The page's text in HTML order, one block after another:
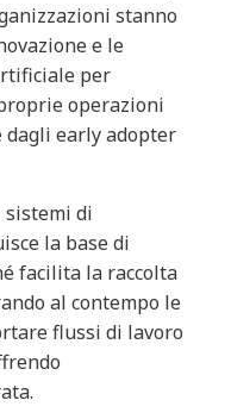
stanno
e le
per
operazioni
dagli early adopter
sistemi di
la base di
facilita la raccolta
al contempo le
flussi di lavoro